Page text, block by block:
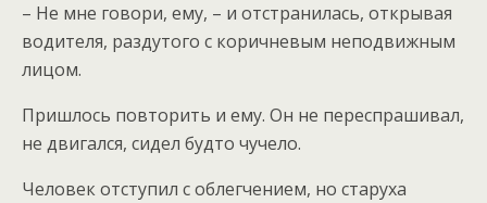
– Не мне говори, ему, – и отстранилась, открывая
водителя, раздутого с коричневым неподвижным
лицом.
Пришлось повторить и ему. Он не переспрашивал,
не двигался, сидел будто чучело.
Человек отступил с облегчением, но старуха